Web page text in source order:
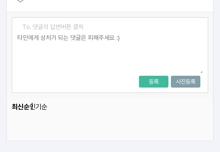
To. 댓글의 답변버튼 클릭
사진등록
등록
최신순인기순